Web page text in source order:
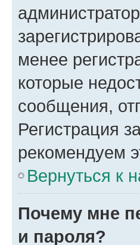
менее
которые
сообщения,
Регистрация
рекомендуем
Вернуться к
Почему мне
и пароля?